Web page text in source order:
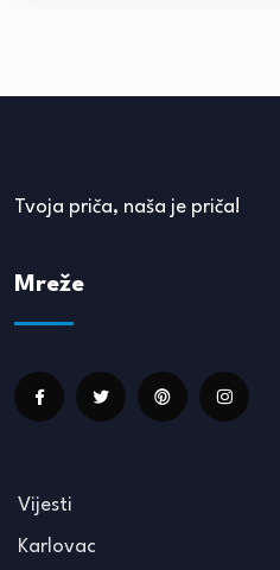
Tvoja priča, naša je priča!
Mreže
Vijesti
Karlovac